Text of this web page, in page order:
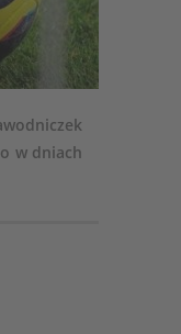
w dniach